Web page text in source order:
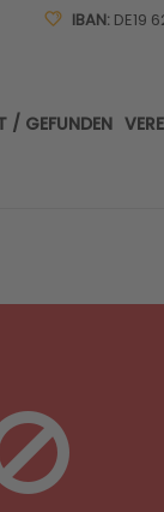
IBAN: DE19
/ GEFUNDEN